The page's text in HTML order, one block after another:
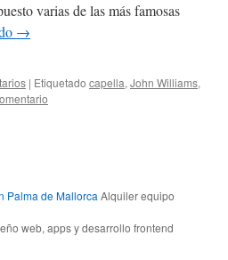
varias de las más famosas
→
| Etiquetado capella, John Williams,
Palma de Mallorca Alquiler equipo
web, apps y desarrollo frontend